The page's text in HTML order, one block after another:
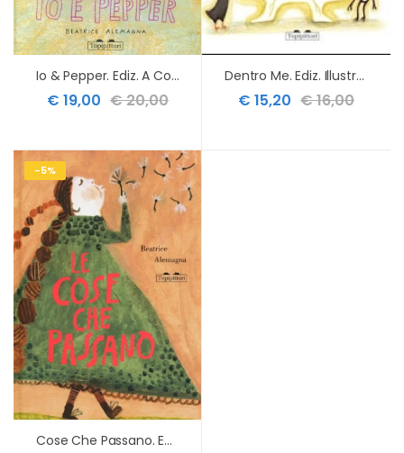
Io & Pepper. Ediz. A Colori
€ 19,00 € 20,00
Dentro Me. Ediz. Illustrata
€ 15,20 € 16,00
-5%
Cose Che Passano. Ediz. A Colori (le)